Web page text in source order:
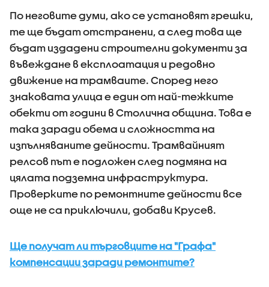
По неговите думи, ако се установят грешки,
те ще бъдат отстранени, а след това ще
бъдат издадени строителни документи за
въвеждане в експлоатация и редовно
движение на трамваите. Според него
знаковата улица е един от най-тежките
обекти от години в Столична община. Това е
така заради обема и сложността на
изпълняваните дейности. Трамвайният
релсов път е подложен след подмяна на
цялата подземна инфраструктура.
Проверките по ремонтните дейности все
още не са приключили, добави Крусев.
Ще получат ли търговците на "Графа"
компенсации заради ремонтите?